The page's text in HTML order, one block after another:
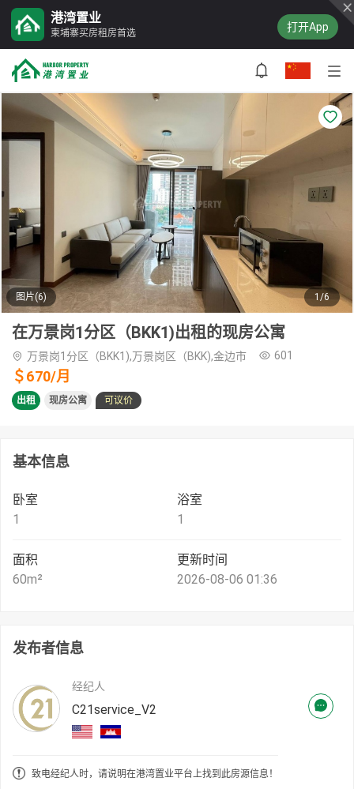
港湾置业
柬埔寨买房租房首选 打开App
图片(6) 1/6
在万景岗1分区（BKK1)出租的现房公寓
万景岗1分区（BKK1),万景岗区（BKK),金边市 601
＄670/月
出租 现房公寓 可议价
基本信息
卧室
1
浴室
1
面积
60m²
更新时间
2026-08-06 01:36
发布者信息
经纪人
C21service_V2
致电经纪人时，请说明在港湾置业平台上找到此房源信息！